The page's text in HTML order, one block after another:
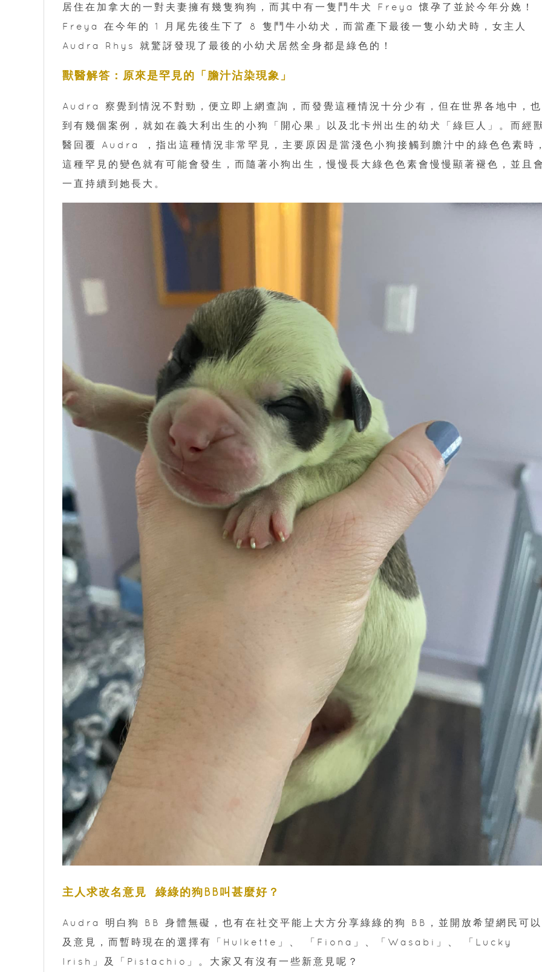
居住在加拿大的一對夫妻擁有幾隻狗狗，而其中有一隻鬥牛犬 Freya 懷孕了並於今年分娩！
Freya 在今年的 1 月尾先後生下了 8 隻鬥牛小幼犬，而當產下最後一隻小幼犬時，女主人
Audra Rhys 就驚訝發現了最後的小幼犬居然全身都是綠色的！
獸醫解答：原來是罕見的「膽汁沾染現象」
Audra 察覺到情況不對勁，便立即上網查詢，而發覺這種情況十分少有，但在世界各地中，
到有幾個案例，就如在義大利出生的小狗「開心果」以及北卡州出生的幼犬「綠巨人」。而經
醫回覆 Audra ，指出這種情況非常罕見，主要原因是當淺色小狗接觸到膽汁中的綠色色素時
這種罕見的變色就有可能會發生，而隨著小狗出生，慢慢長大綠色色素會慢慢顯著褪色，並且
一直持續到她長大。
主人求改名意見 綠綠的狗BB叫甚麼好？
Audra 明白狗 BB 身體無礙，也有在社交平能上大方分享綠綠的狗 BB，並開放希望網民可
及意見，而暫時現在的選擇有「Hulkette」、 「Fiona」、「Wasabi」、 「Lucky
Irish」及「Pistachio」。大家又有沒有一些新意見呢？